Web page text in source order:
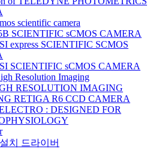
scientific camera
SCIENTIFIC sCMOS CAMERA
express SCIENTIFIC SCMOS
SCIENTIFIC sCMOS CAMERA
Resolution Imaging
RESOLUTION IMAGING
RETIGA R6 CCD CAMERA
: DESIGNED FOR
치 드라이버